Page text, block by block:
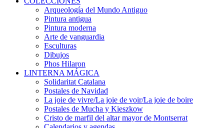
Arqueología del Mundo Antiguo
Pintura antigua
Pintura moderna
Arte de vanguardia
Esculturas
Dibujos
Phos Hilaron
LINTERNA MÁGICA
Solidaritat Catalana
Postales de Navidad
La joie de vivre/La joie de voir/La joie de boire
Postales de Mucha y Kieszkow
Cristo de marfil del altar mayor de Montserrat